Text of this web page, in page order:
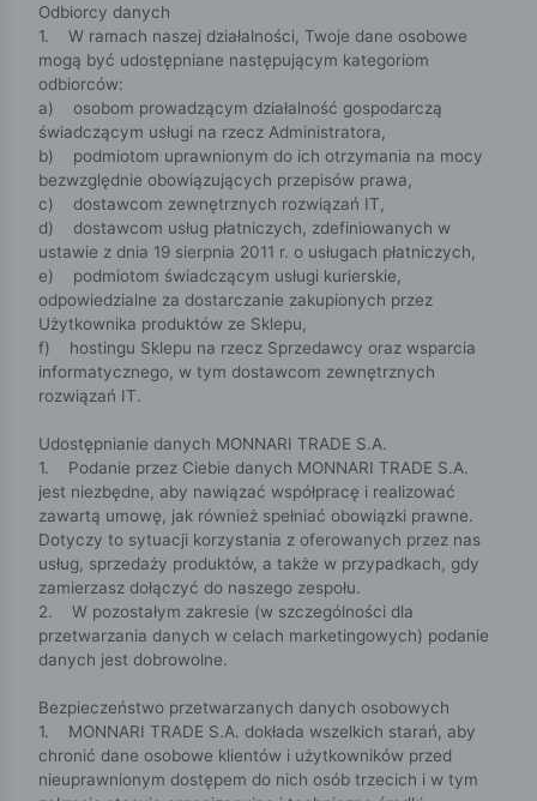
Odbiorcy danych
1. W ramach naszej działalności, Twoje dane osobowe
mogą być udostępniane następującym kategoriom
odbiorców:
a) osobom prowadzącym działalność gospodarczą
świadczącym usługi na rzecz Administratora,
b) podmiotom uprawnionym do ich otrzymania na mocy
bezwzględnie obowiązujących przepisów prawa,
c) dostawcom zewnętrznych rozwiązań IT,
d) dostawcom usług płatniczych, zdefiniowanych w
ustawie z dnia 19 sierpnia 2011 r. o usługach płatniczych,
e) podmiotom świadczącym usługi kurierskie,
odpowiedzialne za dostarczanie zakupionych przez
Użytkownika produktów ze Sklepu,
f) hostingu Sklepu na rzecz Sprzedawcy oraz wsparcia
informatycznego, w tym dostawcom zewnętrznych
rozwiązań IT.
Udostępnianie danych MONNARI TRADE S.A.
1. Podanie przez Ciebie danych MONNARI TRADE S.A.
jest niezbędne, aby nawiązać współpracę i realizować
zawartą umowę, jak również spełniać obowiązki prawne.
Dotyczy to sytuacji korzystania z oferowanych przez nas
usług, sprzedaży produktów, a także w przypadkach, gdy
zamierzasz dołączyć do naszego zespołu.
2. W pozostałym zakresie (w szczególności dla
przetwarzania danych w celach marketingowych) podanie
danych jest dobrowolne.
Bezpieczeństwo przetwarzanych danych osobowych
1. MONNARI TRADE S.A. dokłada wszelkich starań, aby
chronić dane osobowe klientów i użytkowników przed
nieuprawnionym dostępem do nich osób trzecich i w tym